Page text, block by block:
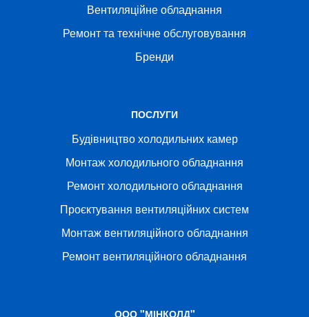
Вентиляційне обладнання
Ремонт та технічне обслуговування
Бренди
ПОСЛУГИ
Будівництво холодильних камер
Монтаж холодильного обладнання
Ремонт холодильного обладнання
Проєктування вентиляційних систем
Монтаж вентиляційного обладнання
Ремонт вентиляційного обладнання
ООО "МІНКОЛД"